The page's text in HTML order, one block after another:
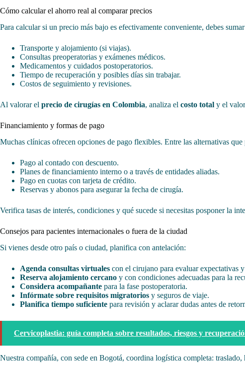
Cómo calcular el ahorro real al comparar precios
Para calcular si un precio más bajo es efectivamente conveniente, debes
Transporte y alojamiento (si viajas).
Consultas preoperatorias y exámenes médicos.
Medicamentos y cuidados postoperatorios.
Tiempo de recuperación y posibles días sin trabajar.
Costos de seguimiento y revisiones.
Al valorar el precio de cirugías en Colombia, analiza el costo total y el
Financiamiento y formas de pago
Muchas clínicas ofrecen opciones de pago flexibles. Entre las alternativas que
Pago al contado con descuento.
Planes de financiamiento interno o a través de entidades aliadas.
Pago en cuotas con tarjeta de crédito.
Reservas y abonos para asegurar la fecha de cirugía.
Verifica tasas de interés, condiciones y qué sucede si necesitas posponer la
Consejos para pacientes internacionales o fuera de la ciudad
Si vienes desde otro país o ciudad, planifica con antelación:
Agenda consultas virtuales con el cirujano para evaluar expectativas
Reserva alojamiento cercano y con condiciones adecuadas para la
Considera acompañante para la fase postoperatoria.
Infórmate sobre requisitos migratorios y seguros de viaje.
Planifica tiempo suficiente para revisión y aclarar dudas antes de
Cervicoplastia: guía completa sobre resultados, riesgos y
Nuestra compañía, con sede en Bogotá, coordina logística completa: